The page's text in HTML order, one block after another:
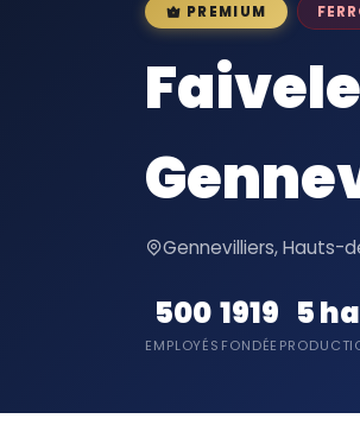
PREMIUM
Gennevilliers, Hauts-
500
EMPLOYÉS
1919
FONDÉE
5 ha